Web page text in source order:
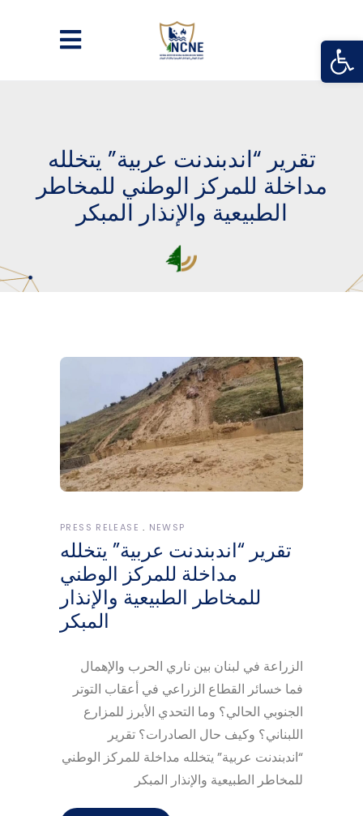
تقرير “اندبندنت عربية” يتخلله
مداخلة للمركز الوطني للمخاطر
الطبيعية والإنذار المبكر
PRESS RELEASE NEWSP
تقرير “اندبندنت عربية” يتخلله
مداخلة للمركز الوطني
للمخاطر الطبيعية والإنذار
المبكر
الزراعة في لبنان بين ناري الحرب والإهمال
فما خسائر القطاع الزراعي في أعقاب التوتر
الجنوبي الحالي؟ وما التحدي الأبرز للمزارع
اللبناني؟ وكيف حال الصادرات؟ تقرير
“اندبندنت عربية” يتخلله مداخلة للمركز الوطني
للمخاطر الطبيعية والإنذار المبكر